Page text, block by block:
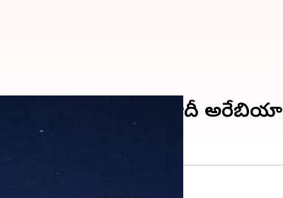
పంపనున్న సౌదీ అరేబియా